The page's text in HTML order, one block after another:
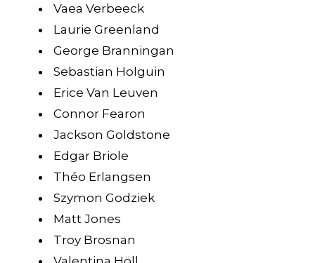
Vaea Verbeeck
Laurie Greenland
George Branningan
Sebastian Holguin
Erice Van Leuven
Connor Fearon
Jackson Goldstone
Edgar Briole
Théo Erlangsen
Szymon Godziek
Matt Jones
Troy Brosnan